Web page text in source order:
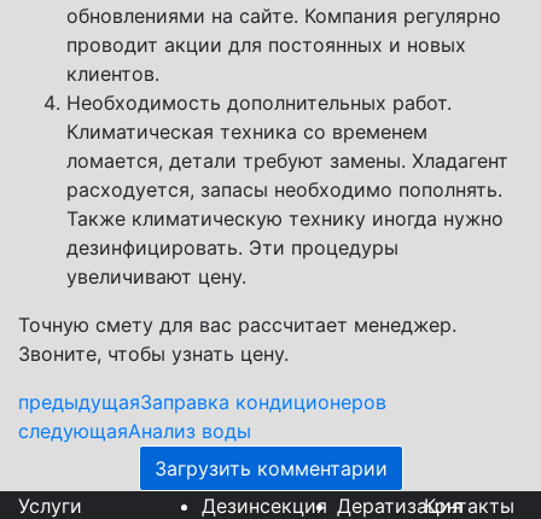
обновлениями на сайте. Компания регулярно
проводит акции для постоянных и новых
клиентов.
Необходимость дополнительных работ.
Климатическая техника со временем
ломается, детали требуют замены. Хладагент
расходуется, запасы необходимо пополнять.
Также климатическую технику иногда нужно
дезинфицировать. Эти процедуры
увеличивают цену.
Точную смету для вас рассчитает менеджер.
Звоните, чтобы узнать цену.
предыдущаяЗаправка кондиционеров
следующаяАнализ воды
Загрузить комментарии
Услуги
Дезинсекция ДератизацияКонтакты